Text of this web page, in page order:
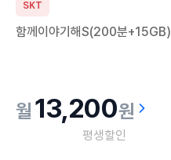
SKT
함께이야기해S(200분+15GB)
13,200원
평생할인